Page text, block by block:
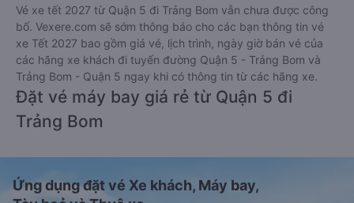
Vé xe tết 2027 từ Quận 5 đi Trảng Bom vẫn chưa được công
bố. Vexere.com sẽ sớm thông báo cho các bạn thông tin vé
xe Tết 2027 bao gồm giá vé, lịch trình, ngày giờ bán vé của
các hãng xe khách đi tuyến đường Quận 5 - Trảng Bom và
Trảng Bom - Quận 5 ngay khi có thông tin từ các hãng xe.
Đặt vé máy bay giá rẻ từ Quận 5 đi
Trảng Bom
Ứng dụng đặt vé Xe khách, Máy bay,